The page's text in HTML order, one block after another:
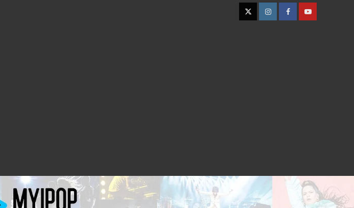
TwitterInstagramFacebookYouTube